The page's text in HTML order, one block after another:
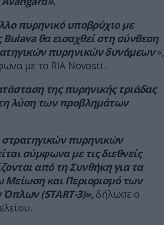
πυρηνικό υποβρύχιο με
θα εισαχθεί στη σύνθεση
πυρηνικών δυνάμεων»,
με το RIA Novosti .
της πυρηνικής τριάδας
λύση των προβλημάτων
πυρηνικών
σύμφωνα με τις διεθνείς
από τη Συνθήκη για τα
Μείωση και Περιορισμό των
Όπλων (START-3)»,δήλωσε ο